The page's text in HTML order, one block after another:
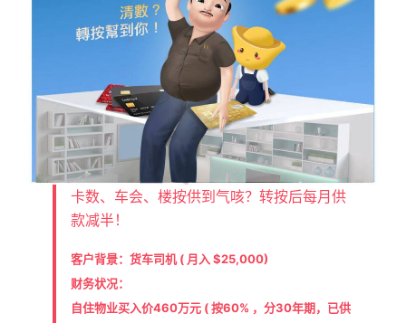
卡数、车会、楼按供到气咳？转按后每月供
款减半！
客户背景：货车司机 ( 月入 $25,000)
财务状况：
自住物业买入价460万元 ( 按60% ，分30年期，已供